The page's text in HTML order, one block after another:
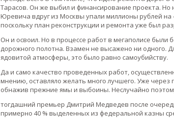
Тарасов. Он же выбил и финансирование проекта.
Юревича вдруг из Москвы упали миллионы рублей
поскольку план реконструкции и ремонта уже был
Он и освоил. Но в процессе работ в мегаполисе
дорожного полотна. Взамен не высажено ни одного.
ядовитой атмосферы, это было равно самоубийству.
Да и само качество проведенных работ,
мнению, оставляло желать много лучшего. Уже
обнажив прежние ямы и выбоины. Неслучайно
тогдашний премьер Дмитрий Медведев после
примерно 40 % выделенных из федеральной казны